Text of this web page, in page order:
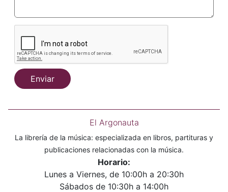
Enviar
El Argonauta
La librería de la música: especializada en libros, partituras y
publicaciones relacionadas con la música.
Horario:
Lunes a Viernes, de 10:00h a 20:30h
Sábados de 10:30h a 14:00h